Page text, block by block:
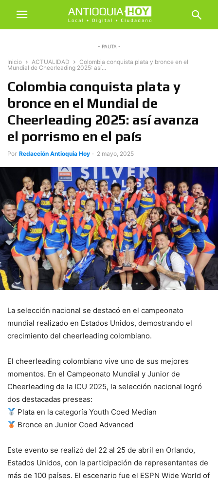
- PAUTA -
Inicio ACTUALIDAD
Colombia conquista plata y bronce en el
Mundial de Cheerleading 2025: así...
Colombia conquista plata y
bronce en el Mundial de
Cheerleading 2025: así avanza
el porrismo en el país
Por Redacción Antioquia Hoy - 2 mayo, 2025
La selección nacional se destacó en el campeonato
mundial realizado en Estados Unidos, demostrando el
crecimiento del cheerleading colombiano.
El cheerleading colombiano vive uno de sus mejores
momentos. En el Campeonato Mundial y Junior de
Cheerleading de la ICU 2025, la selección nacional logró
dos destacadas preseas:
Plata en la categoría Youth Coed Median
Bronce en Junior Coed Advanced
Este evento se realizó del 22 al 25 de abril en Orlando,
Estados Unidos, con la participación de representantes de
más de 100 países. El escenario fue el ESPN Wide World of